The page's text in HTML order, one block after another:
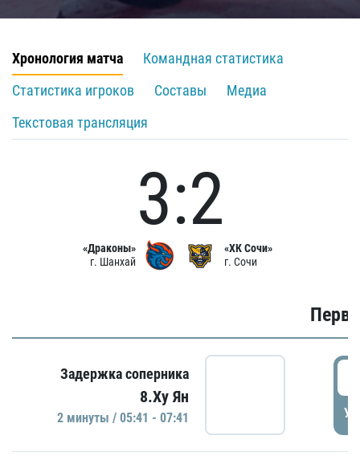
Хронология матча
Командная статистика
Статистика игроков
Составы
Медиа
Текстовая трансляция
«Драконы»
г. Шанхай
3:2
«ХК Сочи»
г. Сочи
Задержка соперника
8.Ху Ян
2 минуты / 05:41 - 07:41